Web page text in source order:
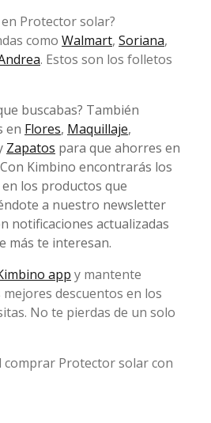
Protector solar?
como Walmart, Soriana,
. Estos son los folletos
buscabas? También
en Flores, Maquillaje,
Zapatos para que ahorres en
Kimbino encontrarás los
los productos que
a nuestro newsletter
notificaciones actualizadas
más te interesan.
app y mantente
descuentos en los
No te pierdas de un solo
comprar Protector solar con